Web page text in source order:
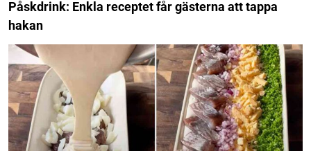
Påskdrink: Enkla receptet får gästerna att tappa
hakan